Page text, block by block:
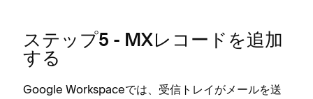
ステ⁠ップ5 - MXレコ⁠ードを追加
する
Google Workspaceでは⁠、受信トレイがメ⁠ールを送